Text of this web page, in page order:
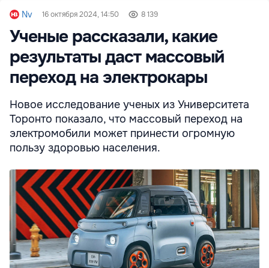
Nv 16 октября 2024, 14:50 8 139
Ученые рассказали, какие
результаты даст массовый
переход на электрокары
Новое исследование ученых из Университета
Торонто показало, что массовый переход на
электромобили может принести огромную
пользу здоровью населения.